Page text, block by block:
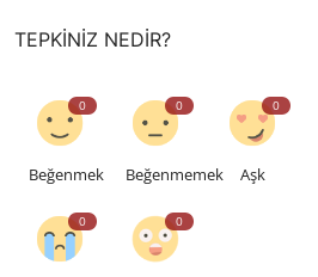
TEPKINIZ NEDIR?
0
Beğenmek
0
Beğenmemek
0
Aşk
0 0